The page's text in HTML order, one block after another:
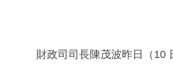
財政司司長陳茂波昨日（10